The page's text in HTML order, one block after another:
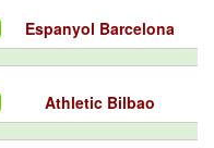
Espanyol Barcelona
Athletic Bilbao